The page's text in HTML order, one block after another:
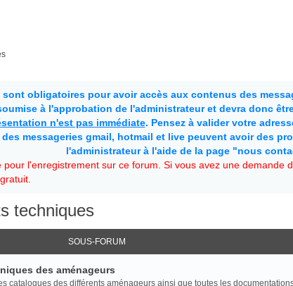
obligatoires pour avoir accès aux contenus des
à l'approbation de l'administrateur et devra donc
n'est pas immédiate. Pensez à valider votre
messageries gmail, hotmail et live peuvent avoir des
l'administrateur à l'aide de la page "nous
l'enregistrement sur ce forum. Si vous avez une
techniques
SOUS-FORUM
des aménageurs
catalogues des différents aménageurs ainsi que toutes les